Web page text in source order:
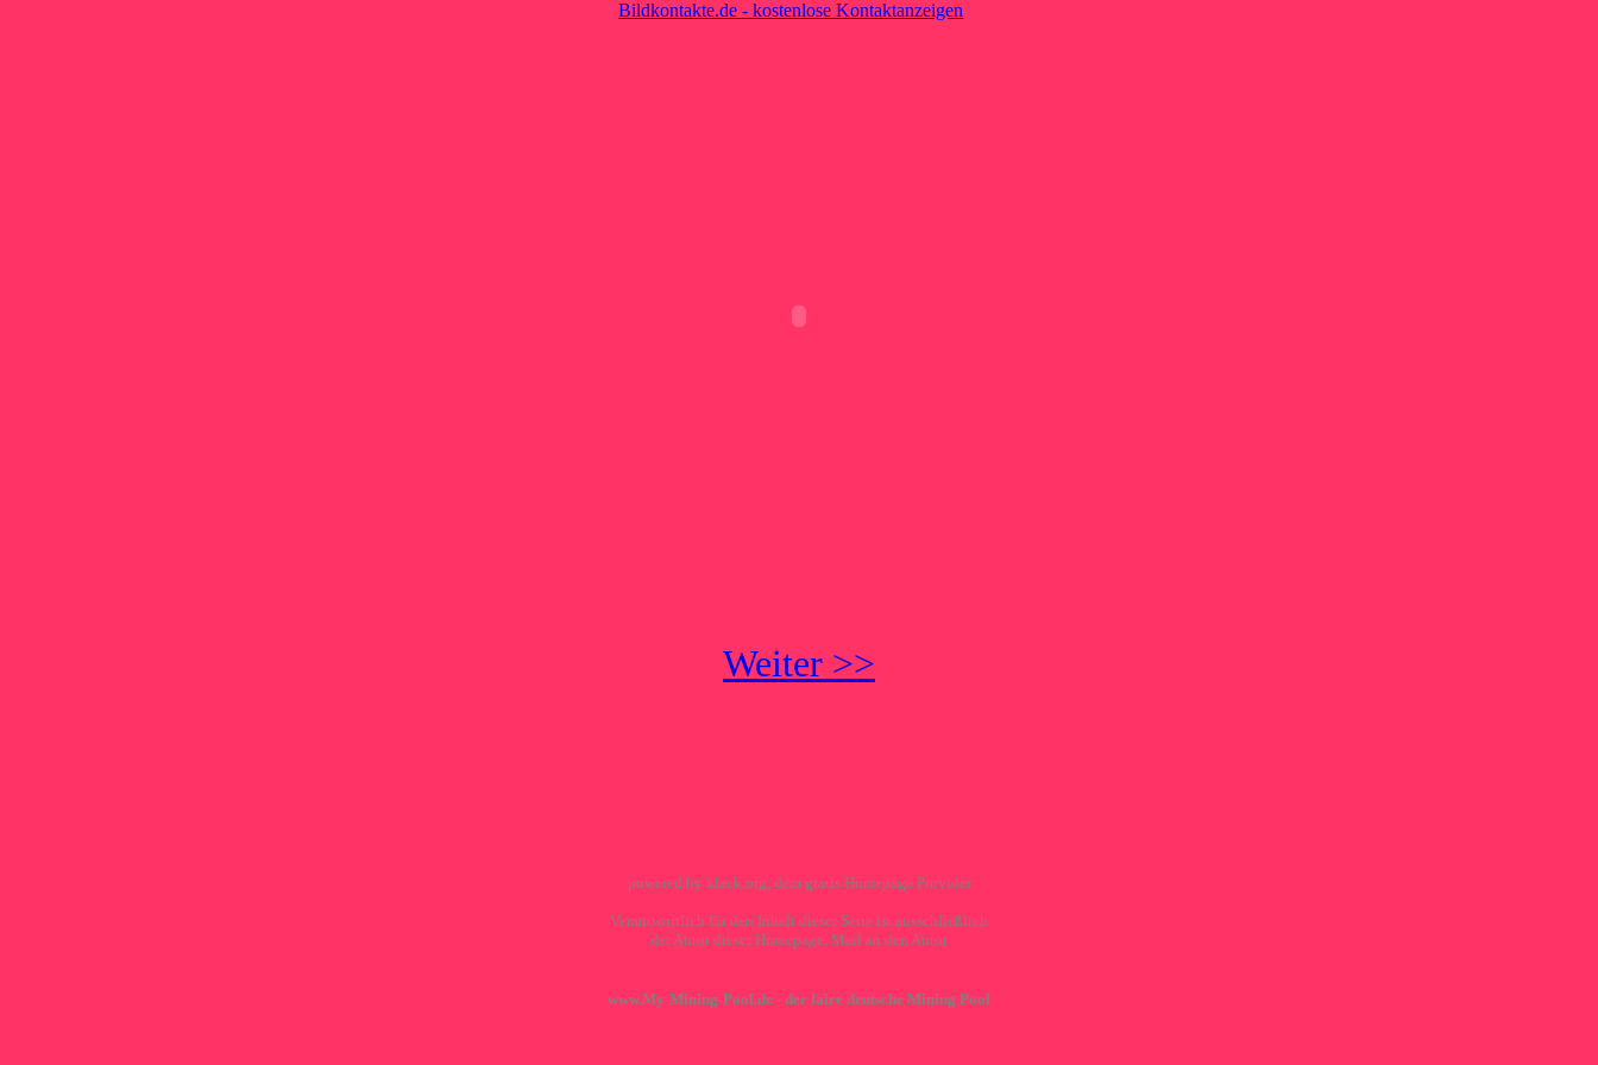
Weiter >>
Bildkontakte.de - kostenlose Kontaktanzeigen
powered by klack.org, dem gratis Homepage Provider
Verantwortlich für den Inhalt dieser Seite ist ausschließlich
der Autor dieser Homepage. Mail an den Autor
www.My-Mining-Pool.de - der faire deutsche Mining Pool